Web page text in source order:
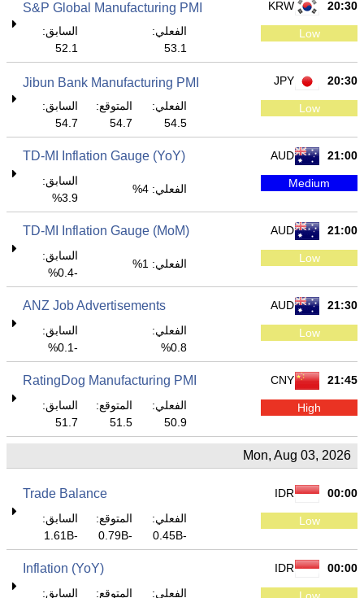
20:30
KRW
S&P Global Manufacturing PMI
Low
الفعلي:
53.1
السابق:
52.1
20:30
JPY
Jibun Bank Manufacturing PMI
Low
الفعلي:
54.5
المتوقع:
54.7
السابق:
54.7
21:00
AUD
TD-MI Inflation Gauge (YoY)
Medium الفعلي: 4%
السابق:
3.9%
21:00
AUD
TD-MI Inflation Gauge (MoM)
Low الفعلي: 1%
السابق:
-0.4%
21:30
AUD
ANZ Job Advertisements
Low
الفعلي:
0.8%
السابق:
-0.1%
21:45
CNY
RatingDog Manufacturing PMI
High
الفعلي:
50.9
المتوقع:
51.5
السابق:
51.7
Mon, Aug 03, 2026
00:00
IDR
Trade Balance
Low
الفعلي:
-0.45B
المتوقع:
-0.79B
السابق:
-1.61B
00:00
IDR
Inflation (YoY)
Low
الفعلي:
المتوقع:
السابق: